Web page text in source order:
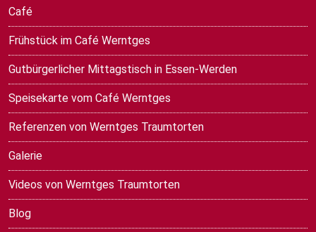
Café
Frühstück im Café Werntges
Gutbürgerlicher Mittagstisch in Essen-Werden
Speisekarte vom Café Werntges
Referenzen von Werntges Traumtorten
Galerie
Videos von Werntges Traumtorten
Blog